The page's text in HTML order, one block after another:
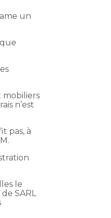
un
mobiliers
n’est
pas, à
le
SARL